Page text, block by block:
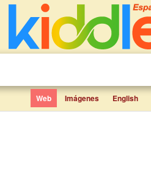
Web Imágenes English